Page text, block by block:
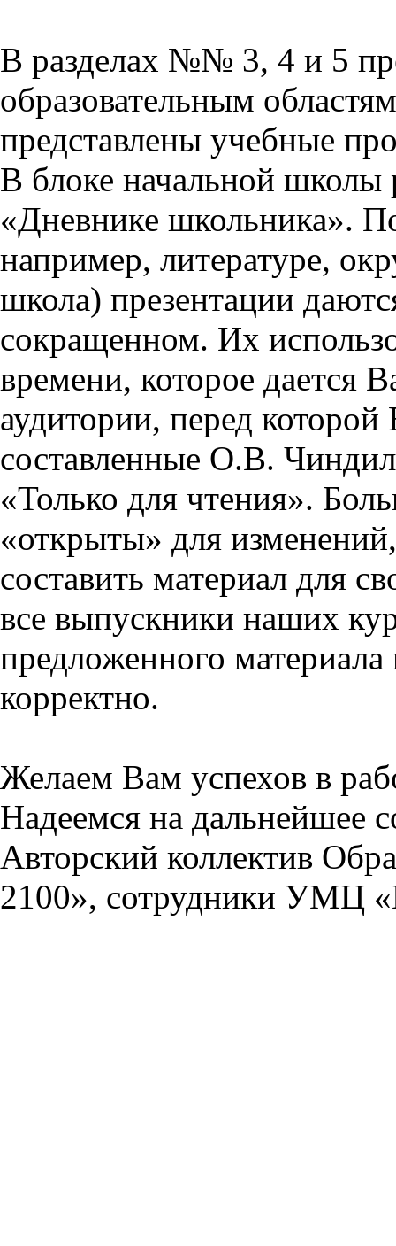
В разделах №№ 3, 4 и 5
образовательным
представлены учебные
В блоке начальной школы
«Дневнике школьника».
например, литературе,
школа) презентации
сокращенном. Их
времени, которое дается
аудитории, перед
составленные О.В.
«Только для чтения».
«открыты» для
составить материал для
все выпускники наших
предложенного
корректно.
Желаем Вам успехов в
Надеемся на дальнейшее
Авторский коллектив
2100», сотрудники УМЦ